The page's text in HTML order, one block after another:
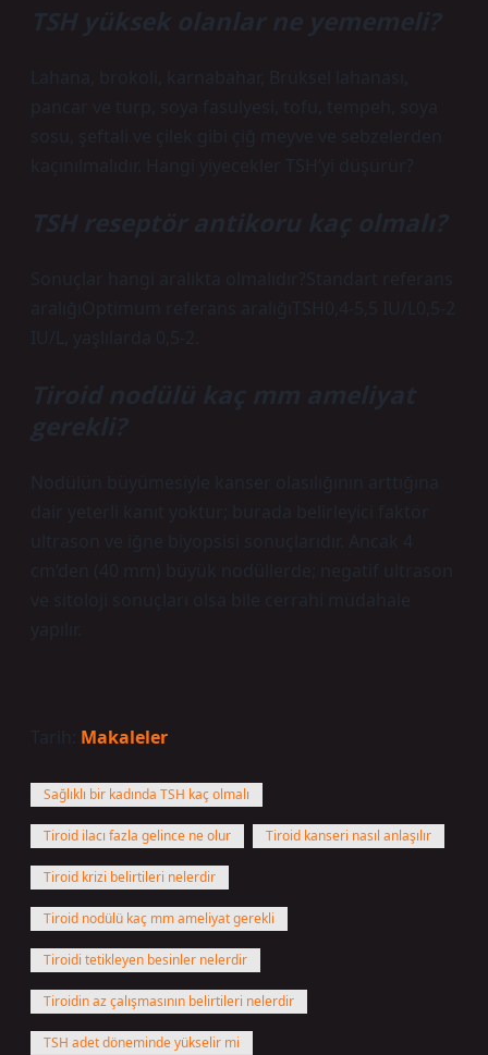
TSH yüksek olanlar ne yememeli?
Lahana, brokoli, karnabahar, Brüksel lahanası,
pancar ve turp, soya fasulyesi, tofu, tempeh, soya
sosu, şeftali ve çilek gibi çiğ meyve ve sebzelerden
kaçınılmalıdır. Hangi yiyecekler TSH’yi düşürür?
TSH reseptör antikoru kaç olmalı?
Sonuçlar hangi aralıkta olmalıdır?Standart referans
aralığıOptimum referans aralığıTSH0,4-5,5 IU/L0,5-2
IU/L, yaşlılarda 0,5-2.
Tiroid nodülü kaç mm ameliyat
gerekli?
Nodülün büyümesiyle kanser olasılığının arttığına
dair yeterli kanıt yoktur; burada belirleyici faktör
ultrason ve iğne biyopsisi sonuçlarıdır. Ancak 4
cm’den (40 mm) büyük nodüllerde; negatif ultrason
ve sitoloji sonuçları olsa bile cerrahi müdahale
yapılır.
Tarih: Makaleler
Sağlıklı bir kadında TSH kaç olmalı
Tiroid ilacı fazla gelince ne olur Tiroid kanseri nasıl anlaşılır
Tiroid krizi belirtileri nelerdir
Tiroid nodülü kaç mm ameliyat gerekli
Tiroidi tetikleyen besinler nelerdir
Tiroidin az çalışmasının belirtileri nelerdir
TSH adet döneminde yükselir mi